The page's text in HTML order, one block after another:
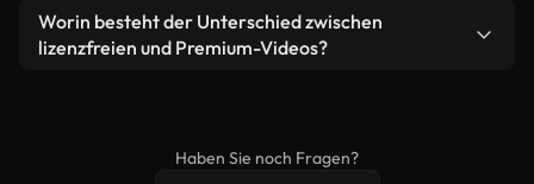
weiterverbreiten.
Videomaterial.
Ja. Sie dürfen unsere Videos gerne kürzen,
bearbeiten oder neu zusammenstellen. Achten Sie
Worin besteht der Unterschied zwischen
lizenzfreien und Premium-Videos?
erweiterten Lizenzschutz bieten.
Haben Sie noch Fragen?